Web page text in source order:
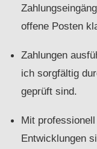
offene Posten
Zahlungen
ich sorgfältig
geprüft sind.
Mit
Entwicklungen